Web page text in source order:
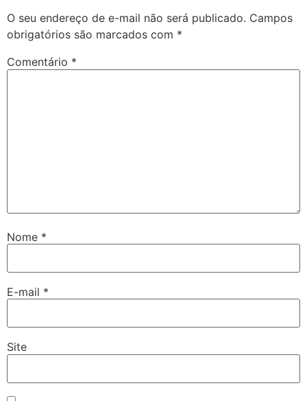
O seu endereço de e-mail não será publicado. Campos
obrigatórios são marcados com *
Comentário *
Nome *
E-mail *
Site